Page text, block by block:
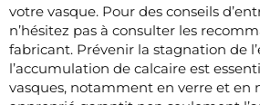
votre vasque. Pour des conseils
n’hésitez pas à consulter les
fabricant. Prévenir la stagnation de
l’accumulation de calcaire est
vasques, notamment en verre et en